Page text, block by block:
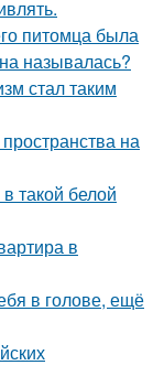
питомца была
называлась?
стал таким
на
такой белой
в
в голове, ещё